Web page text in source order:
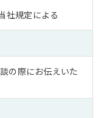
規定による
の際にお伝えいた